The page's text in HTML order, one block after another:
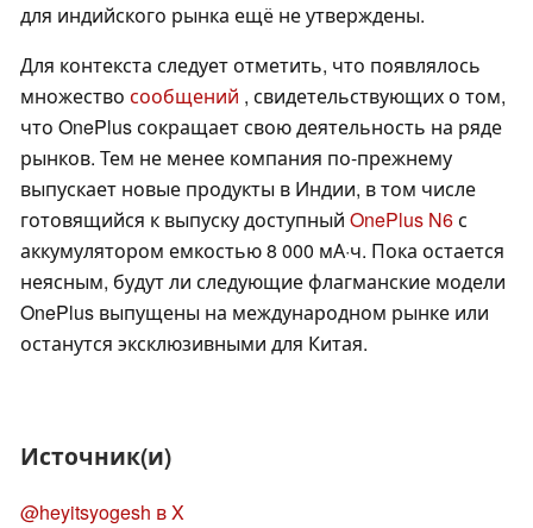
для индийского рынка ещё не утверждены.
Для контекста следует отметить, что появлялось
множество сообщений , свидетельствующих о том,
что OnePlus сокращает свою деятельность на ряде
рынков. Тем не менее компания по-прежнему
выпускает новые продукты в Индии, в том числе
готовящийся к выпуску доступный OnePlus N6с
аккумулятором емкостью 8 000 мА·ч. Пока остается
неясным, будут ли следующие флагманские модели
OnePlus выпущены на международном рынке или
останутся эксклюзивными для Китая.
Источник(и)
@heyitsyogesh в X